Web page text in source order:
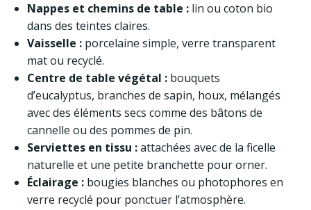
Nappes et chemins de table : lin ou coton bio
dans des teintes claires.
Vaisselle : porcelaine simple, verre transparent
mat ou recyclé.
Centre de table végétal : bouquets
d’eucalyptus, branches de sapin, houx, mélangés
avec des éléments secs comme des bâtons de
cannelle ou des pommes de pin.
Serviettes en tissu :attachées avec de la ficelle
naturelle et une petite branchette pour orner.
Éclairage : bougies blanches ou photophores en
verre recyclé pour ponctuer l’atmosphère.